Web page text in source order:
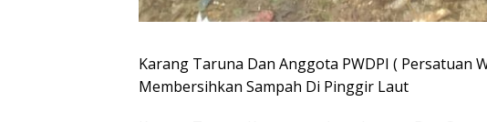
Karang Taruna Dan Anggota PWDPI ( Persatuan
Membersihkan Sampah Di Pinggir Laut